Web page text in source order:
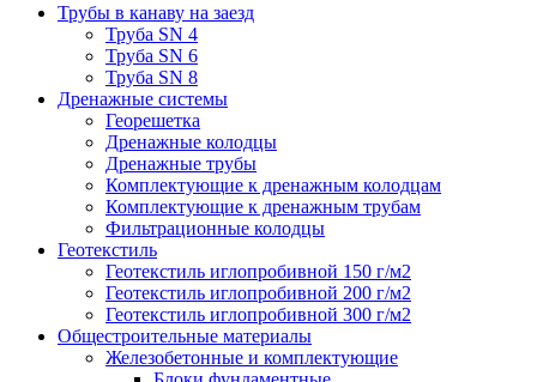
Трубы в канаву на заезд
Труба SN 4
Труба SN 6
Труба SN 8
Дренажные системы
Георешетка
Дренажные колодцы
Дренажные трубы
Комплектующие к дренажным колодцам
Комплектующие к дренажным трубам
Фильтрационные колодцы
Геотекстиль
Геотекстиль иглопробивной 150 г/м2
Геотекстиль иглопробивной 200 г/м2
Геотекстиль иглопробивной 300 г/м2
Общестроительные материалы
Железобетонные и комплектующие